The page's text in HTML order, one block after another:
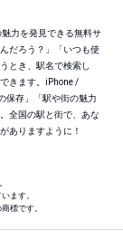
力を発見できる無料サ
だろう？」「いつも使
とき、駅名で検索し
きます。iPhone /
保存」「駅や街の魅力
全国の駅と街で、あな
ありますように！
ます。
標です。